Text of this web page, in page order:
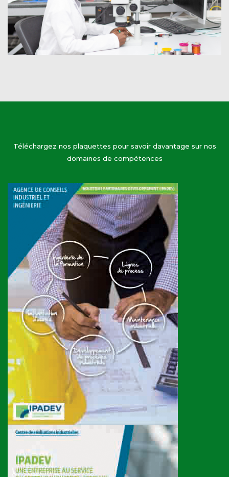
Téléchargez nos plaquettes pour savoir davantage sur nos
domaines de compétences